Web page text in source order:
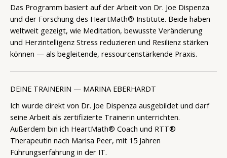
Das Programm basiert auf der Arbeit von Dr. Joe Dispenza
und der Forschung des HeartMath® Institute. Beide haben
weltweit gezeigt, wie Meditation, bewusste Veränderung
und Herzintelligenz Stress reduzieren und Resilienz stärken
können — als begleitende, ressourcenstärkende Praxis.
DEINE TRAINERIN — MARINA EBERHARDT
Ich wurde direkt von Dr. Joe Dispenza ausgebildet und darf
seine Arbeit als zertifizierte Trainerin unterrichten.
Außerdem bin ich HeartMath® Coach und RTT®
Therapeutin nach Marisa Peer, mit 15 Jahren
Führungserfahrung in der IT.